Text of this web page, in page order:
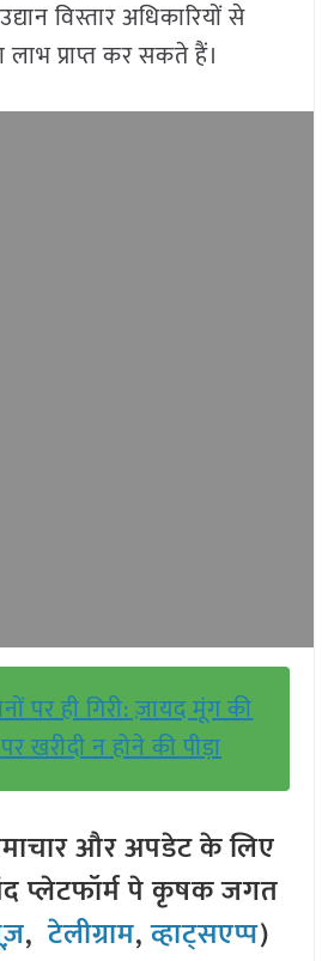
विस्तार अधिकारियों से
प्राप्त कर सकते हैं।
पर ही गिरी: ज़ायद मूंग की
खरीदी न होने की पीड़ा
और अपडेट के लिए
प्लेटफॉर्म पे कृषक जगत
,टेलीग्राम,व्हाट्सएप्प)